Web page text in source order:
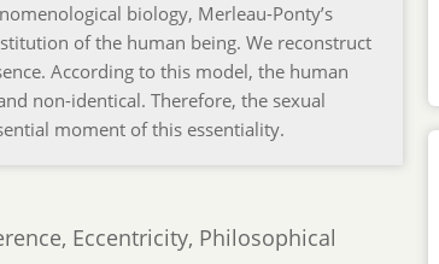
biology, Merleau-Ponty’s
of the human being. We reconstruct
According to this model, the human
non-identical. Therefore, the sexual
moment of this essentiality.
Eccentricity, Philosophical